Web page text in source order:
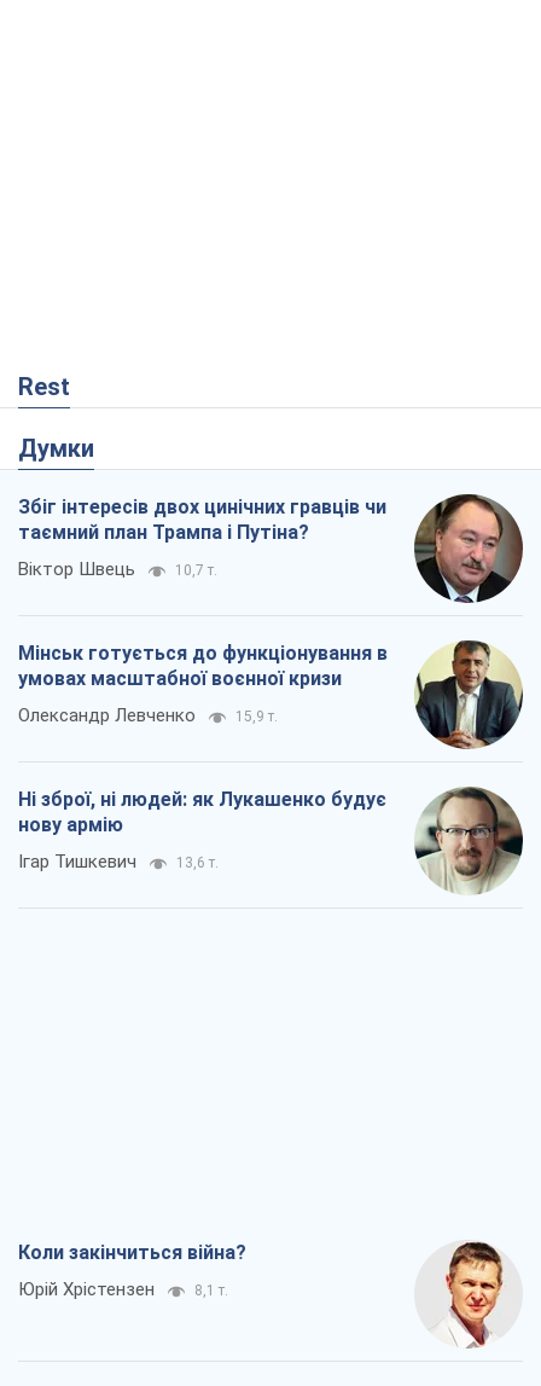
Rest
Думки
Збіг інтересів двох цинічних гравців чи
таємний план Трампа і Путіна?
Віктор Швець 10,7 т.
Мінськ готується до функціонування в
умовах масштабної воєнної кризи
Олександр Левченко 15,9 т.
Ні зброї, ні людей: як Лукашенко будує
нову армію
Ігар Тишкевич 13,6 т.
Коли закінчиться війна?
Юрій Хрістензен 8,1 т.